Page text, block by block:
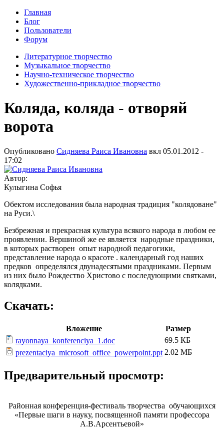
Главная
Блог
Пользователи
Форум
Литературное творчество
Музыкальное творчество
Научно-техническое творчество
Художественно-прикладное творчество
Коляда, коляда - отворяй
ворота
Опубликовано Сидняева Раиса Ивановна вкл 05.01.2012 -
17:02
Автор:
Кулыгина Софья
Обектом исследования была народная традиция "колядоване"
на Руси.\
Безбрежная и прекрасная культура всякого народа в любом ее
проявлении. Вершиной же ее является народные праздники,
в которых растворен опыт народной педагогики,
представление народа о красоте . календарный год наших
предков определялся двунадесятыми праздниками. Первым
из них было Рождество Христово с последующими святками,
колядками.
Скачать:
Вложение
Размер
rayonnaya_konferenciya_1.doc
69.5 КБ
prezentaciya_microsoft_office_powerpoint.ppt 2.02 МБ
Предварительный просмотр:
Районная конференция-фестиваль творчества обучающихся
«Первые шаги в науку, посвященной памяти профессора
А.В.Арсентьевой»